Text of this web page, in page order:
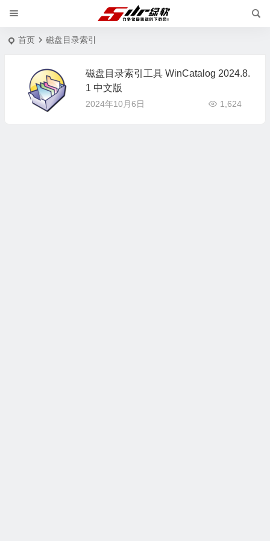
首页 磁盘目录索引
磁盘目录索引工具 WinCatalog 2024.8.
1 中文版
2024年10月6日 1,624